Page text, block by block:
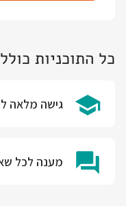
כל התוכניות
גישה מלאה
מענה לכל